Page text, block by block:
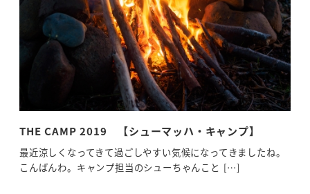
THE CAMP 2019 【シューマッハ・キャンプ】
最近涼しくなってきて過ごしやすい気候になってきましたね。
こんばんわ。キャンプ担当のシューちゃんこと […]